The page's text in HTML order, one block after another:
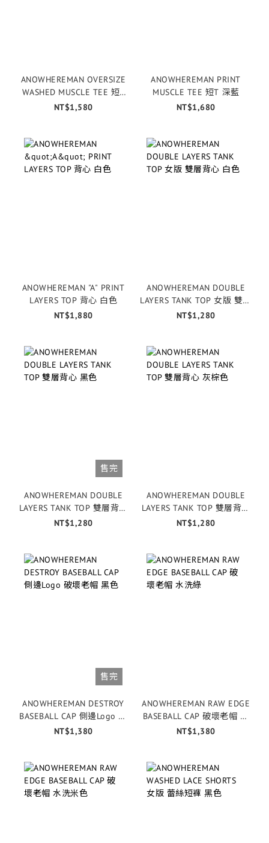
ANOWHEREMAN OVERSIZE
WASHED MUSCLE TEE 短T
棕色
NT$1,580
ANOWHEREMAN PRINT
MUSCLE TEE 短T 深藍
NT$1,680
ANOWHEREMAN "A" PRINT
LAYERS TOP 背心 白色
NT$1,880
ANOWHEREMAN DOUBLE
LAYERS TANK TOP 女版 雙層
背心 白色
NT$1,280
售完
ANOWHEREMAN DOUBLE
LAYERS TANK TOP 雙層背心
黑色
NT$1,280
ANOWHEREMAN DOUBLE
LAYERS TANK TOP 雙層背心
灰棕色
NT$1,280
售完
ANOWHEREMAN DESTROY
BASEBALL CAP 側邊Logo 破
壞老帽 黑色
NT$1,380
ANOWHEREMAN RAW EDGE
BASEBALL CAP 破壞老帽 水
洗綠
NT$1,380